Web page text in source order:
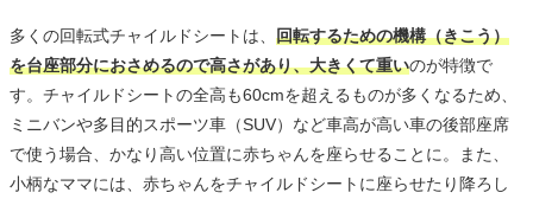
多くの回転式チャイルドシートは、 回転するための機構（きこう）
を台座部分におさめるので高さがあり、大きくて重いのが特徴で
す。チャイルドシートの全高も60cmを超えるものが多くなるため、
ミニバンや多目的スポーツ車（SUV）など車高が高い車の後部座席
で使う場合、かなり高い位置に赤ちゃんを座らせることに。また、
小柄なママには、赤ちゃんをチャイルドシートに座らせたり降ろし